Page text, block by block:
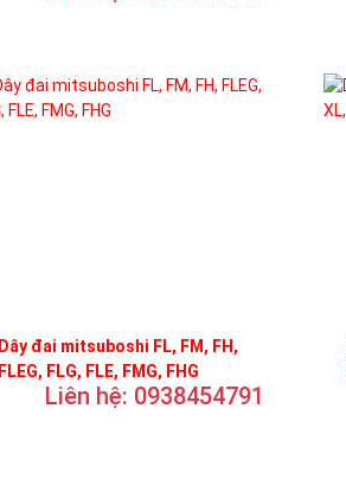
Dây đai mitsuboshi FL, FM, FH,
FLEG, FLG, FLE, FMG, FHG
Liên hệ: 0938454791